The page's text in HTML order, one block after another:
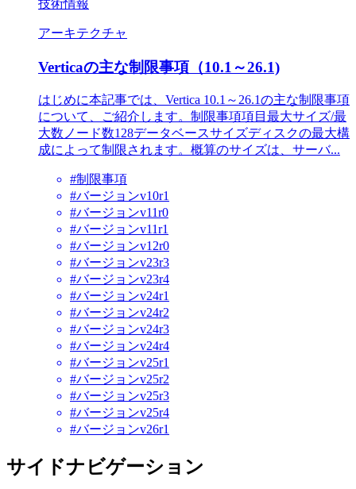
技術情報
アーキテクチャ
Verticaの主な制限事項（10.1～26.1)
はじめに本記事では、Vertica 10.1～26.1の主な制限事項
について、ご紹介します。制限事項項目最大サイズ/最
大数ノード数128データベースサイズディスクの最大構
成によって制限されます。概算のサイズは、サーバ...
#制限事項
#バージョンv10r1
#バージョンv11r0
#バージョンv11r1
#バージョンv12r0
#バージョンv23r3
#バージョンv23r4
#バージョンv24r1
#バージョンv24r2
#バージョンv24r3
#バージョンv24r4
#バージョンv25r1
#バージョンv25r2
#バージョンv25r3
#バージョンv25r4
#バージョンv26r1
サイドナビゲーション